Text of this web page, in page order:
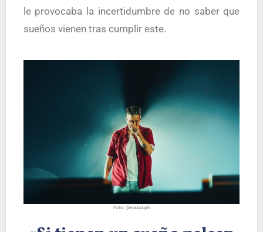
le provocaba la incertidumbre de no saber que
sueños vienen tras cumplir este.
Foto: @mazza.ph